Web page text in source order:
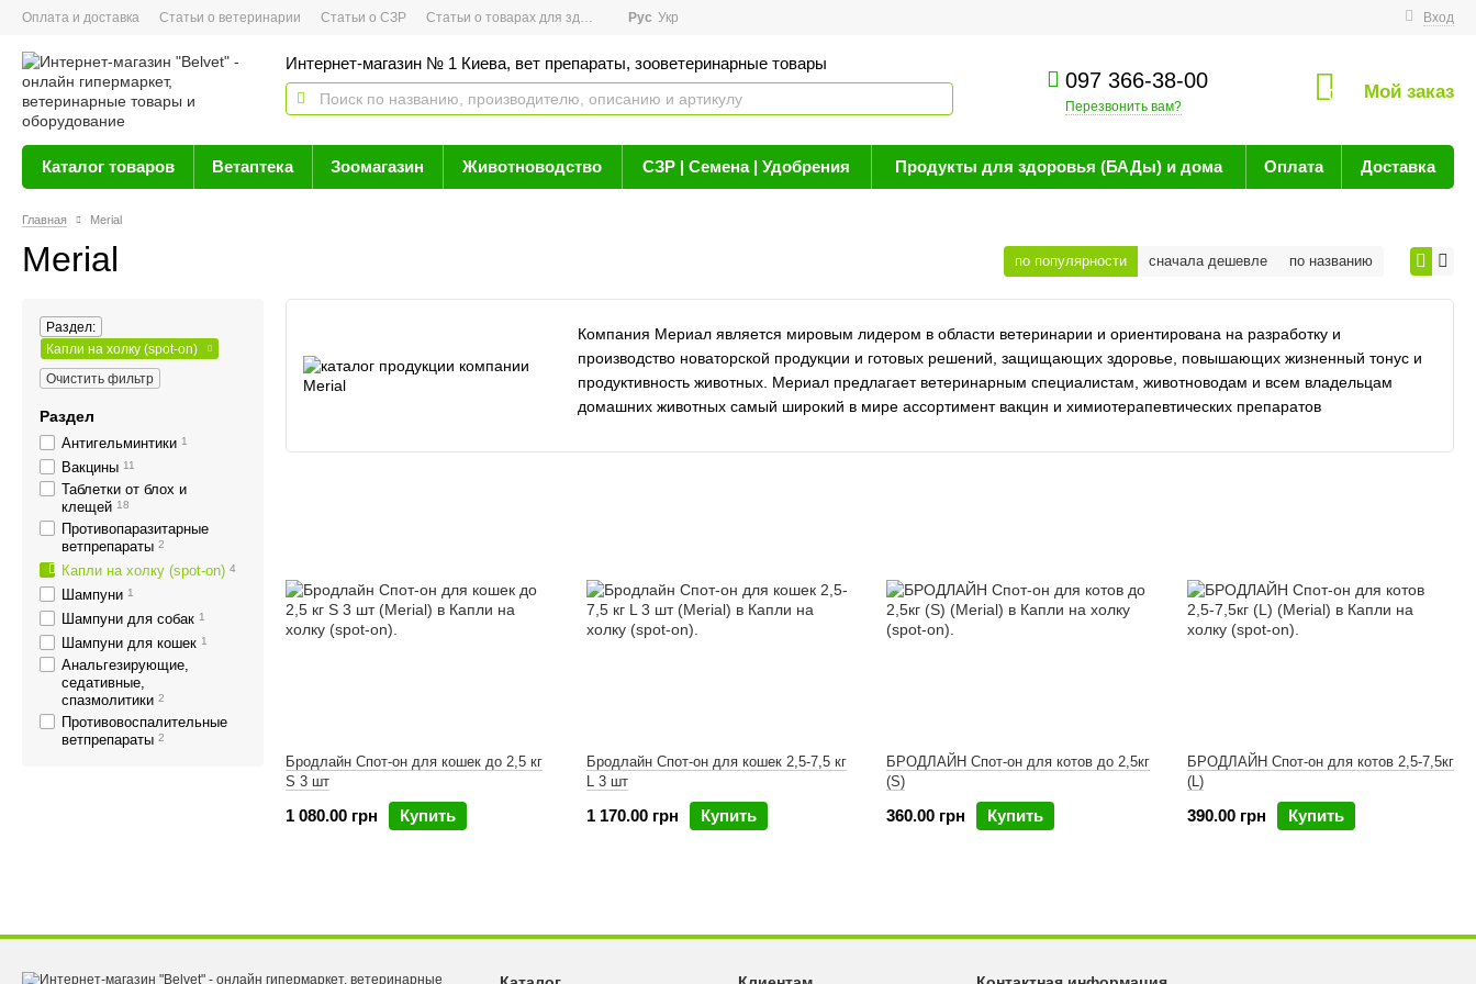
Оплата и доставка Статьи о ветеринарии Статьи о СЗР Статьи о товарах для здоровья Новости Вход
Рус Укр
Интернет-магазин № 1 Киева, вет препараты, зооветеринарные товары
097 366-38-00
Перезвонить вам?
0 Мой заказ
Каталог товаров Ветаптека Зоомагазин Животноводство СЗР | Семена | Удобрения Продукты для здоровья (БАДы) и дома Оплата Доставка
Главная Merial
Merial по популярности сначала дешевле по названию
Компания Мериал является мировым лидером в области ветеринарии и ориентирована на разработку и
производство новаторской продукции и готовых решений, защищающих здоровье, повышающих жизненный тонус и
продуктивность животных. Мериал предлагает ветеринарным специалистам, животноводам и всем владельцам
домашних животных самый широкий в мире ассортимент вакцин и химиотерапевтических препаратов
Бродлайн Спот-он для кошек до 2,5 кг
S 3 шт
1 080.00 грн Купить
Бродлайн Спот-он для кошек 2,5-7,5 кг
L 3 шт
1 170.00 грн Купить
БРОДЛАЙН Спот-он для котов до 2,5кг
(S)
360.00 грн Купить
БРОДЛАЙН Спот-он для котов 2,5-7,5кг
(L)
390.00 грн Купить
Раздел:
Капли на холку (spot-on)
Очистить фильтр
Раздел
Антигельминтики 1
Вакцины 11
Таблетки от блох и
клещей 18
Противопаразитарные
ветпрепараты 2
Капли на холку (spot-on) 4
Шампуни 1
Шампуни для собак 1
Шампуни для кошек 1
Анальгезирующие,
седативные,
спазмолитики 2
Противовоспалительные
ветпрепараты 2